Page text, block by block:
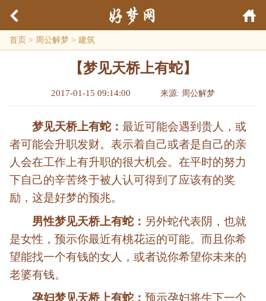
首页 > 周公解梦 > 建筑
【梦见天桥上有蛇】
2017-01-15 09:14:00 来源: 周公解梦
梦见天桥上有蛇：最近可能会遇到贵人，或
者可能会升职发财。表示着自己或者是自己的亲
人会在工作上有升职的很大机会。在平时的努力
下自己的辛苦终于被人认可得到了应该有的奖
励，这是好梦的预兆。
男性梦见天桥上有蛇： 另外蛇代表阴，也就
是女性，预示你最近有桃花运的可能。而且你希
望能找一个有钱的女人，或者说你希望你未来的
老婆有钱。
孕妇梦见天桥上有蛇：预示孕妇将生下一个